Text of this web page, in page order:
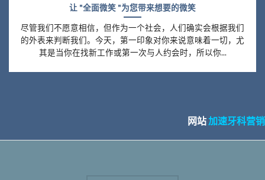
让 "全面微笑 "为您带来想要的微笑
尽管我们不愿意相信，但作为一个社会，人们确实会根据我们
的外表来判断我们。今天，第一印象对你来说意味着一切，尤
其是当你在找新工作或第一次与人约会时，所以你...
网站 加速牙科营销